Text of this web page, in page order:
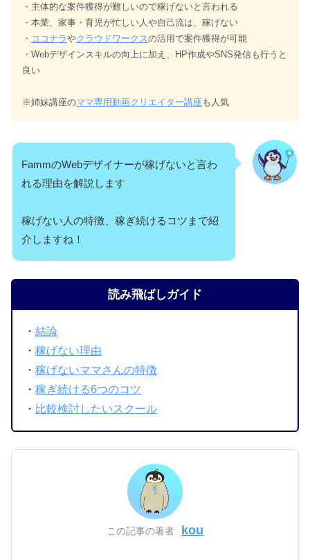
・主体的な案件獲得が難しいので稼げないと言われる
・本業、家事・育児が忙しい人や自己流は、稼げない
・ ココナラやクラウドワークスの活用で案件獲得が可能
・Webデザインスキルの向上に加え、HP作成やSNS発信も行うと
良い
※姉妹講座のママ専用動画クリエイター講座 も人気
FammのWebデザイナーが稼げないと言わ
れる理由を解説します
稼げない人の特徴、稼ぎ続けるコツまで紹
介しますね！
読み飛ばしガイド
・結論
・稼げない理由
・稼げないママさんの特徴
・稼ぎ続ける6つのコツ
・ 比較検討したいスクール
この記事の著者 kou